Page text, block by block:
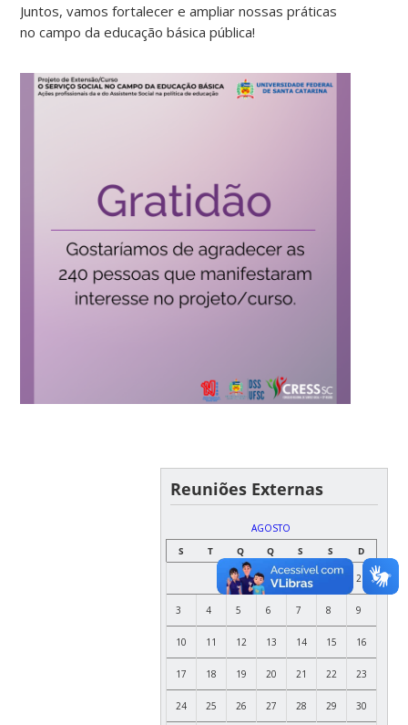
Juntos, vamos fortalecer e ampliar nossas práticas
no campo da educação básica pública!
Reuniões Externas
AGOSTO
S
T Q Q S S D
1 2
3 4 5 6 7 8 9
10 11 12 13 14 15 16
17 18 19 20 21 22 23
24 25 26 27 28 29 30